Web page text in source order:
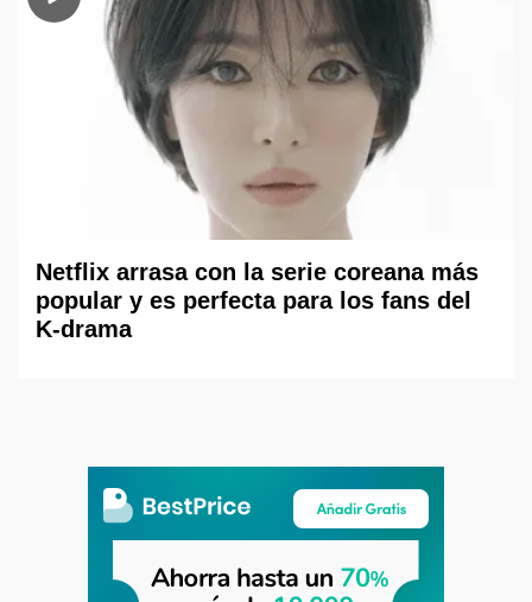
Netflix arrasa con la serie coreana más
popular y es perfecta para los fans del
K-drama